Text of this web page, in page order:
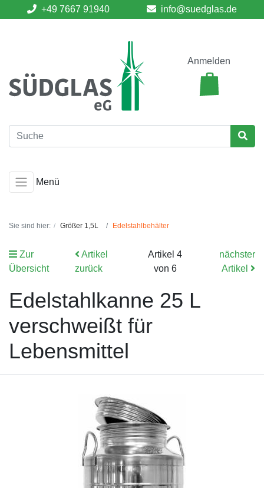
+49 7667 91940 info@suedglas.de
Anmelden
Menü
Sie sind hier: Größer 1,5L Edelstahlbehälter
Zur
Übersicht
Artikel
zurück
Artikel 4
von 6
nächster
Artikel
Edelstahlkanne 25 L
verschweißt für
Lebensmittel